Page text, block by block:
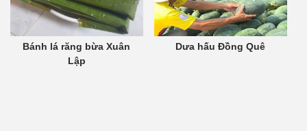
Bánh lá răng bừa Xuân
Lập
Dưa hấu Đồng Quê